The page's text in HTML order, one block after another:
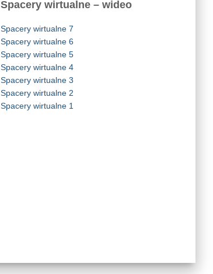
Spacery wirtualne – wideo
Spacery wirtualne 7
Spacery wirtualne 6
Spacery wirtualne 5
Spacery wirtualne 4
Spacery wirtualne 3
Spacery wirtualne 2
Spacery wirtualne 1